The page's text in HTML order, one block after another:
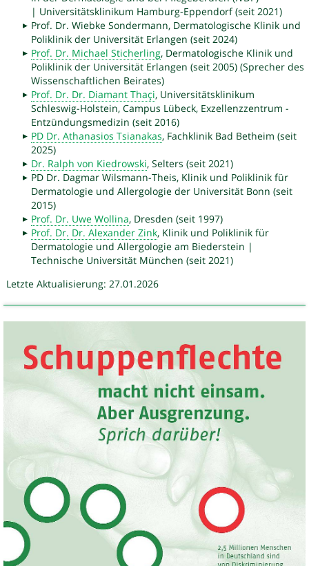
| Universitätsklinikum Hamburg-Eppendorf (seit 2021)
Prof. Dr. Wiebke Sondermann, Dermatologische Klinik und
Poliklinik der Universität Erlangen (seit 2024)
Prof. Dr. Michael Sticherling, Dermatologische Klinik und
Poliklinik der Universität Erlangen (seit 2005) (Sprecher des
Wissenschaftlichen Beirates)
Prof. Dr. Dr. Diamant Thaçi, Universitätsklinikum
Schleswig-Holstein, Campus Lübeck, Exzellenzzentrum -
Entzündungsmedizin (seit 2016)
PD Dr. Athanasios Tsianakas, Fachklinik Bad Betheim (seit
2025)
Dr. Ralph von Kiedrowski, Selters (seit 2021)
PD Dr. Dagmar Wilsmann-Theis, Klinik und Poliklinik für
Dermatologie und Allergologie der Universität Bonn (seit
2015)
Prof. Dr. Uwe Wollina, Dresden (seit 1997)
Prof. Dr. Dr. Alexander Zink, Klinik und Poliklinik für
Dermatologie und Allergologie am Biederstein |
Technische Universität München (seit 2021)
Letzte Aktualisierung: 27.01.2026